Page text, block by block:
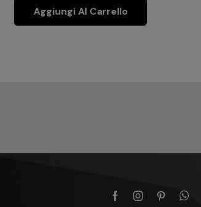
Aggiungi Al Carrello